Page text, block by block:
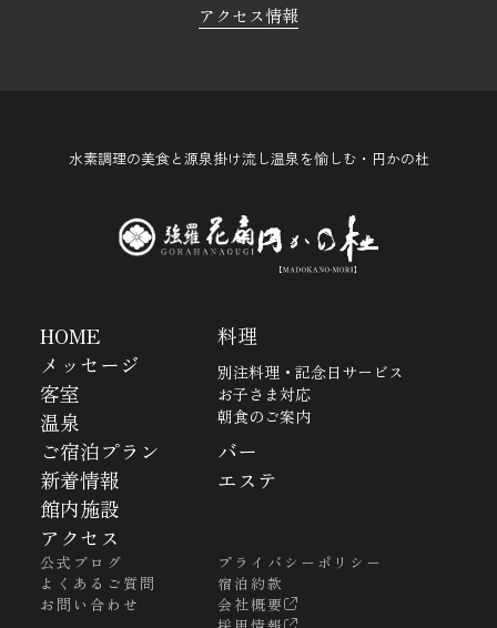
アクセス情報
水素調理の美食と源泉掛け流し温泉を愉しむ・円かの杜
HOME
メッセージ
客室
温泉
料理
別注料理・記念日サービス
お子さま対応
朝食のご案内
ご宿泊プラン
新着情報
館内施設
アクセス
バー
エステ
公式ブログ
よくあるご質問
お問い合わせ
プライバシーポリシー
宿泊約款
会社概要